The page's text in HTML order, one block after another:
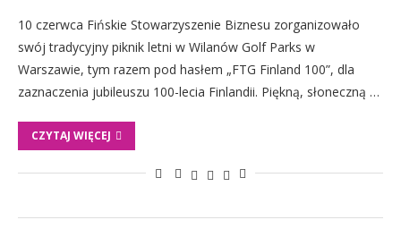
10 czerwca Fińskie Stowarzyszenie Biznesu zorganizowało
swój tradycyjny piknik letni w Wilanów Golf Parks w
Warszawie, tym razem pod hasłem „FTG Finland 100”, dla
zaznaczenia jubileuszu 100-lecia Finlandii. Piękną, słoneczną …
CZYTAJ WIĘCEJ